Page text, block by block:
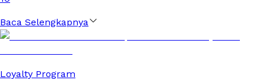
Baca Selengkapnya
Loyalty Program